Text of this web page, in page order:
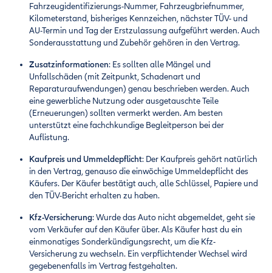
Fahrzeugidentifizierungs-Nummer, Fahrzeugbriefnummer,
Kilometerstand, bisheriges Kennzeichen, nächster TÜV- und
AU-Termin und Tag der Erstzulassung aufgeführt werden. Auch
Sonderausstattung und Zubehör gehören in den Vertrag.
Zusatzinformationen: Es sollten alle Mängel und
Unfallschäden (mit Zeitpunkt, Schadenart und
Reparaturaufwendungen) genau beschrieben werden. Auch
eine gewerbliche Nutzung oder ausgetauschte Teile
(Erneuerungen) sollten vermerkt werden. Am besten
unterstützt eine fachchkundige Begleitperson bei der
Auflistung.
Kaufpreis und Ummeldepflicht: Der Kaufpreis gehört natürlich
in den Vertrag, genauso die einwöchige Ummeldepflicht des
Käufers. Der Käufer bestätigt auch, alle Schlüssel, Papiere und
den TÜV-Bericht erhalten zu haben.
Kfz-Versicherung: Wurde das Auto nicht abgemeldet, geht sie
vom Verkäufer auf den Käufer über. Als Käufer hast du ein
einmonatiges Sonderkündigungsrecht, um die Kfz-
Versicherung zu wechseln. Ein verpflichtender Wechsel wird
gegebenenfalls im Vertrag festgehalten.